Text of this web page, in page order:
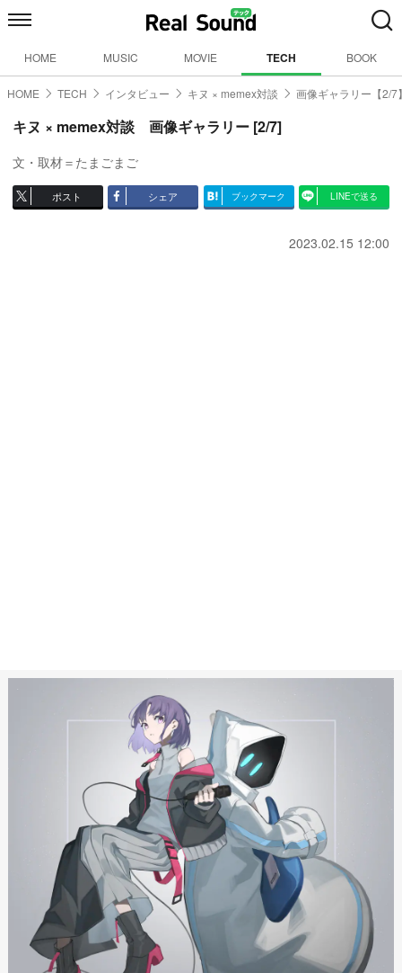
HOME MUSIC MOVIE TECH BOOK
HOME TECH インタビュー キヌ × memex対談 画像ギャラリー【2/7
キヌ × memex対談 画像ギャラリー [2/7]
文・取材＝たまごまご
ポスト シェア ブックマーク LINEで送る
2023.02.15 12:00